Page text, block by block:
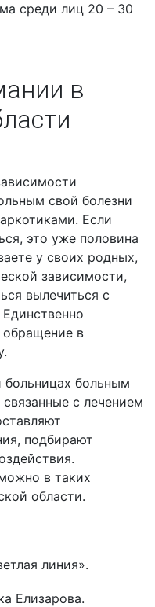
среди лиц 20 – 30
в
свой болезни
Если
это уже половина
у своих родных,
зависимости,
вылечиться с
в
больницах больным
с лечением
подбирают
в таких
области.
линия».
Елизарова.